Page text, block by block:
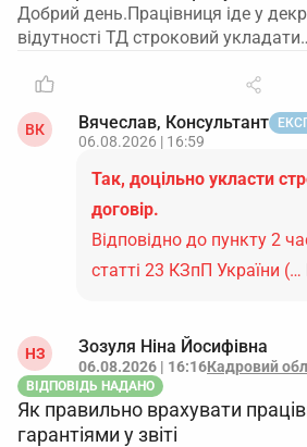
Добрий день.Працівниця іде у
відутності ТД строковий
ВК Вячеслав, Консультант
06.08.2026 | 16:59
Так, доцільно укласти
договір.
Відповідно до пункту 2
статті 23 КЗпП України (…
НЗ Зозуля Ніна Йосифівна
06.08.2026 | 16:16Кадровий
ВІДПОВІДЬ НАДАНО
Як правильно врахувати
гарантіями у звіті